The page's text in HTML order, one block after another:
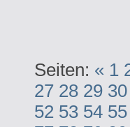
Seiten: « 1
27 28 29 30
52 53 54 55